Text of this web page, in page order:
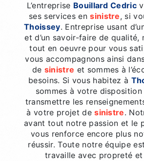
L’entreprise Bouillard Cedric
ses services ensinistre, si
Thoissey. Entreprise usant
et d’un savoir-faire de qualité,
tout en oeuvre pour vous
vous accompagnons ainsi
de sinistre et sommes à
besoins. Si vous habitez à
sommes à votre
transmettre les
à votre projet desinistre.
avant tout notre passion et le
vous renforce encore plus
réussir. Toute notre équipe
travaille avec propreté et